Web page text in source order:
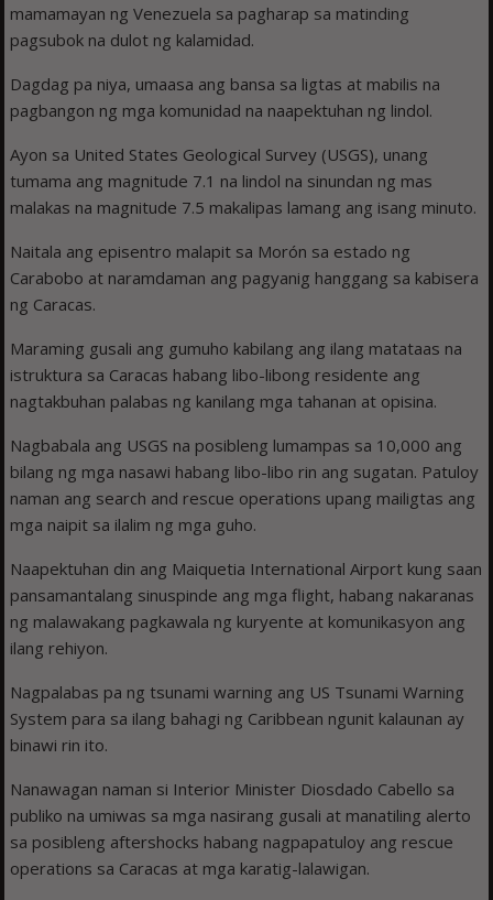
mamamayan ng Venezuela sa pagharap sa matinding
pagsubok na dulot ng kalamidad.
Dagdag pa niya, umaasa ang bansa sa ligtas at mabilis na
pagbangon ng mga komunidad na naapektuhan ng lindol.
Ayon sa United States Geological Survey (USGS), unang
tumama ang magnitude 7.1 na lindol na sinundan ng mas
malakas na magnitude 7.5 makalipas lamang ang isang minuto.
Naitala ang episentro malapit sa Morón sa estado ng
Carabobo at naramdaman ang pagyanig hanggang sa kabisera
ng Caracas.
Maraming gusali ang gumuho kabilang ang ilang matataas na
istruktura sa Caracas habang libo-libong residente ang
nagtakbuhan palabas ng kanilang mga tahanan at opisina.
Nagbabala ang USGS na posibleng lumampas sa 10,000 ang
bilang ng mga nasawi habang libo-libo rin ang sugatan. Patuloy
naman ang search and rescue operations upang mailigtas ang
mga naipit sa ilalim ng mga guho.
Naapektuhan din ang Maiquetia International Airport kung saan
pansamantalang sinuspinde ang mga flight, habang nakaranas
ng malawakang pagkawala ng kuryente at komunikasyon ang
ilang rehiyon.
Nagpalabas pa ng tsunami warning ang US Tsunami Warning
System para sa ilang bahagi ng Caribbean ngunit kalaunan ay
binawi rin ito.
Nanawagan naman si Interior Minister Diosdado Cabello sa
publiko na umiwas sa mga nasirang gusali at manatiling alerto
sa posibleng aftershocks habang nagpapatuloy ang rescue
operations sa Caracas at mga karatig-lalawigan.